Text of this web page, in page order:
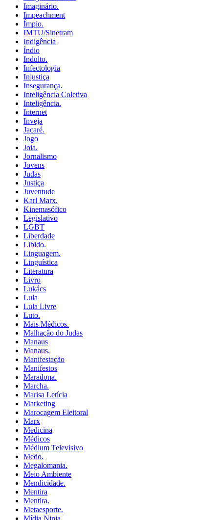
Imaginário.
Impeachment
Ímpio.
IMTU/Sinetram
Indigência
Índio
Indulto.
Infectologia
Injustiça
Insegurança.
Inteligência Coletiva
Inteligência.
Internet
Inveja
Jacaré.
Jogo
Joia.
Jornalismo
Jovens
Judas
Justiça
Juventude
Karl Marx.
Kinemasófico
Legislativo
LGBT
Liberdade
Libido.
Linguagem.
Linguística
Literatura
Livro
Lukács
Lula
Lula Livre
Luto.
Mais Médicos.
Malhação do Judas
Manaus
Manaus.
Manifestação
Manifestos
Maradona.
Marcha.
Marisa Letícia
Marketing
Marocagem Eleitoral
Marx
Medicina
Médicos
Médium Televisivo
Medo.
Megalomania.
Meio Ambiente
Mendicidade.
Mentira
Mentira.
Metaesporte.